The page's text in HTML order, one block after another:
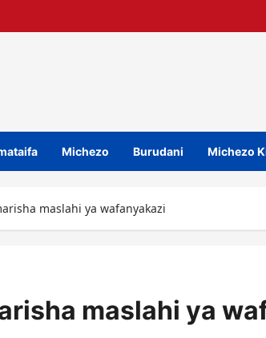
Michezo Burudani Michezo
maslahi ya wafanyakazi
maslahi ya